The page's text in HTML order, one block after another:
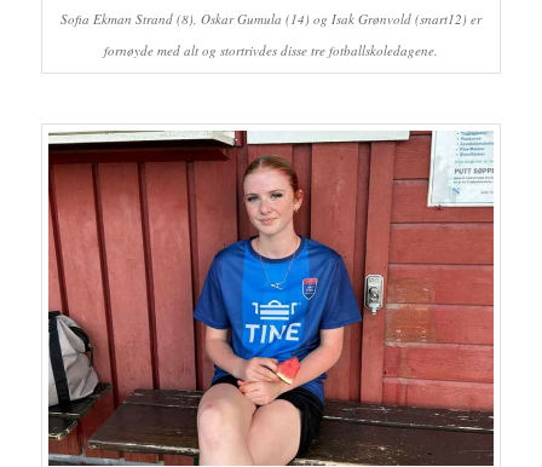
Sofia Ekman Strand (8), Oskar Gumula (14) og Isak Grønvold (snart12) er
fornøyde med alt og stortrivdes disse tre fotballskoledagene.